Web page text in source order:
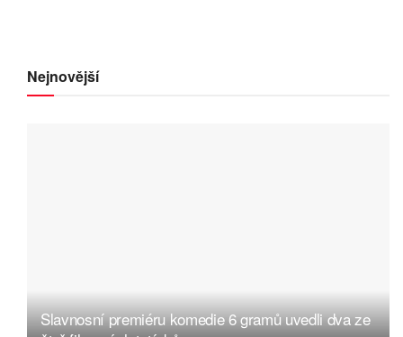
Nejnovější
Slavnosní premiéru komedie 6 gramů uvedli dva ze